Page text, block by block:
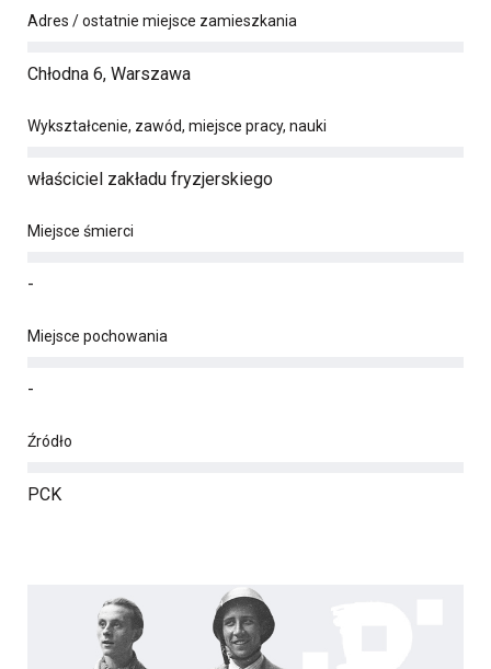
Adres / ostatnie miejsce zamieszkania
Chłodna 6, Warszawa
Wykształcenie, zawód, miejsce pracy, nauki
właściciel zakładu fryzjerskiego
Miejsce śmierci
-
Miejsce pochowania
-
Źródło
PCK